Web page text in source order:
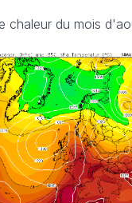
chaleur du mois